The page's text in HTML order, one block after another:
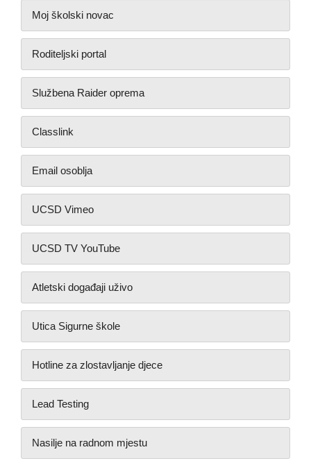
Moj školski novac
Roditeljski portal
Službena Raider oprema
Classlink
Email osoblja
UCSD Vimeo
UCSD TV YouTube
Atletski događaji uživo
Utica Sigurne škole
Hotline za zlostavljanje djece
Lead Testing
Nasilje na radnom mjestu